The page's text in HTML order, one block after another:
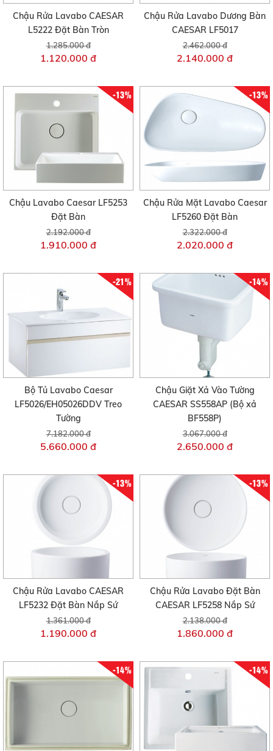
Chậu Rửa Lavabo CAESAR
L5222 Đặt Bàn Tròn
1.285.000 đ
1.120.000 đ
Chậu Rửa Lavabo Dương Bàn
CAESAR LF5017
2.462.000 đ
2.140.000 đ
-13%
Chậu Lavabo Caesar LF5253
Đặt Bàn
2.192.000 đ
1.910.000 đ
-13%
Chậu Rửa Mặt Lavabo Caesar
LF5260 Đặt Bàn
2.322.000 đ
2.020.000 đ
-21%
Bộ Tủ Lavabo Caesar
LF5026/EH05026DDV Treo
Tường
7.182.000 đ
5.660.000 đ
-14%
Chậu Giặt Xả Vào Tường
CAESAR SS558AP (Bộ xả
BF558P)
3.067.000 đ
2.650.000 đ
-13%
Chậu Rửa Lavabo CAESAR
LF5232 Đặt Bàn Nắp Sứ
1.361.000 đ
1.190.000 đ
-13%
Chậu Rửa Lavabo Đặt Bàn
CAESAR LF5258 Nắp Sứ
2.138.000 đ
1.860.000 đ
-14% -14%